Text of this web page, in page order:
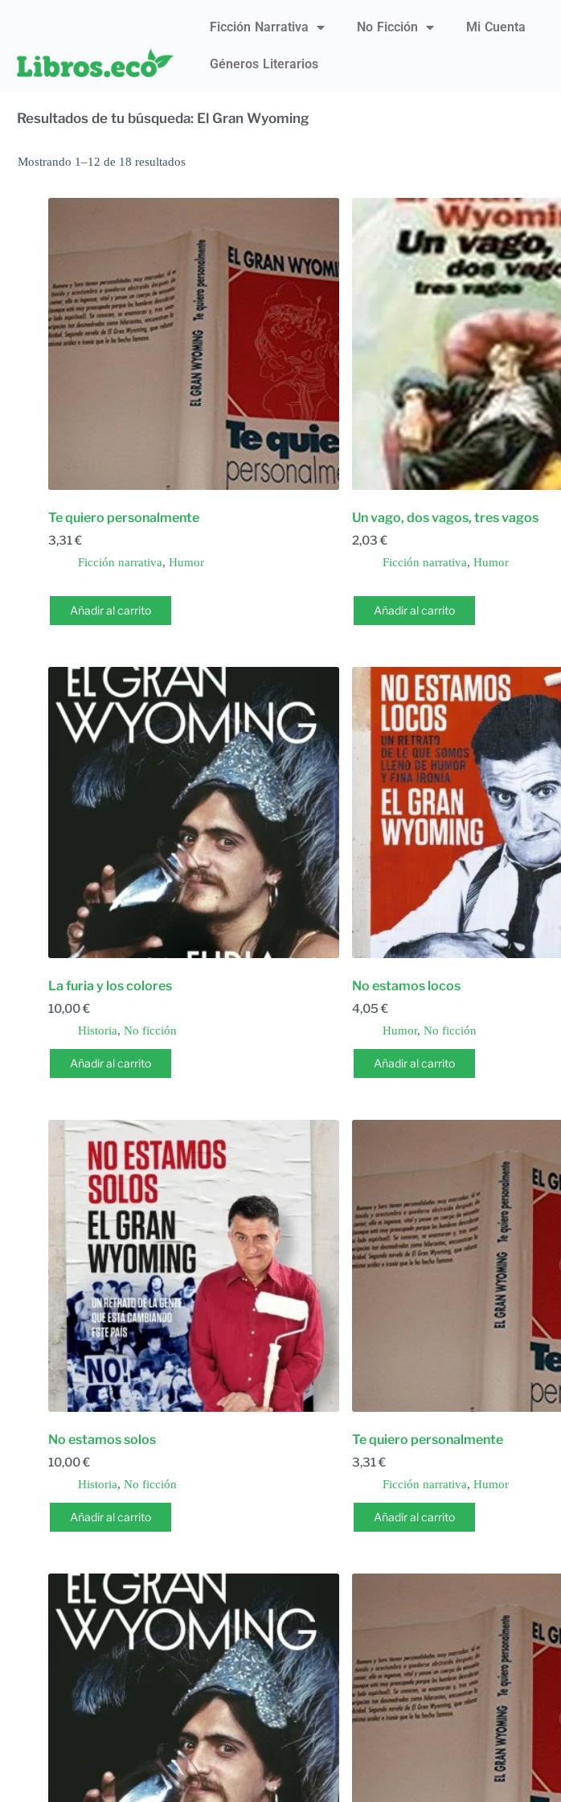
Ficción Narrativa No Ficción Mi Cuenta
Géneros Literarios
Resultados de tu búsqueda: El Gran Wyoming
Mostrando 1–12 de 18 resultados
Te quiero personalmente
3,31€
Ficción narrativa, Humor
Añadir al carrito
Un vago, dos vagos, tres vagos
2,03 €
Ficción narrativa, Humor
Añadir al carrito
La furia y los colores
10,00€
Historia, No ficción
Añadir al carrito
No estamos locos
4,05 €
Humor, No ficción
Añadir al carrito
No estamos solos
10,00€
Historia, No ficción
Añadir al carrito
Te quiero personalmente
3,31€
Ficción narrativa, Humor
Añadir al carrito